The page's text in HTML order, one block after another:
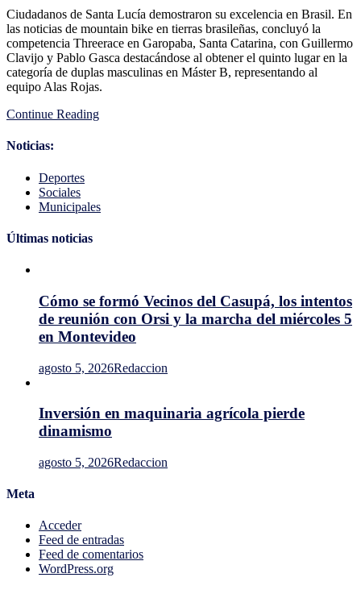
ocurrido
en
Río
Guillermo
Clavijo
y
Pablo
Gasca:
quinto
en
en
Brasil
Ciudadanos de Santa Lucía demostraron su excelencia en Brasil. En
las noticias de mountain bike en tierras brasileñas, concluyó la
competencia Threerace en Garopaba, Santa Catarina, con Guillermo
Clavijo y Pablo Gasca destacándose al obtener el quinto lugar en la
categoría de duplas masculinas en Máster B, representando al
equipo Alas Rojas.
Continue Reading
Noticias:
Deportes
Sociales
Municipales
Últimas noticias
Cómo se formó Vecinos del Casupá, los intentos
de reunión con Orsi y la marcha del miércoles 5
en Montevideo
agosto 5, 2026Redaccion
Inversión en maquinaria agrícola pierde
dinamismo
agosto 5, 2026Redaccion
Meta
Acceder
Feed de entradas
Feed de comentarios
WordPress.org